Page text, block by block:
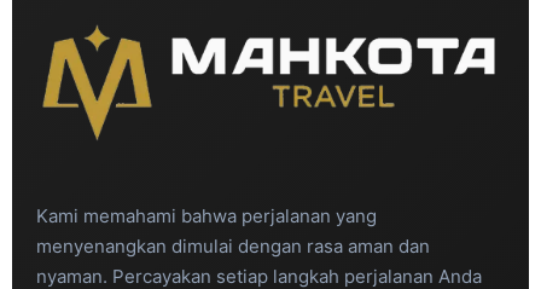
Kami memahami bahwa perjalanan yang
menyenangkan dimulai dengan rasa aman dan
nyaman. Percayakan setiap langkah perjalanan Anda